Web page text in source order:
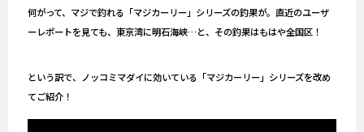
何がって、マジで釣れる「マジカーリー」シリーズの釣果が。直近のユーザ
ーレポートを見ても、東京湾に明石海峡…と、その釣果はもはや全国区！
という訳で、ノッコミマダイに効いている「マジカーリー」シリーズを改め
てご紹介！